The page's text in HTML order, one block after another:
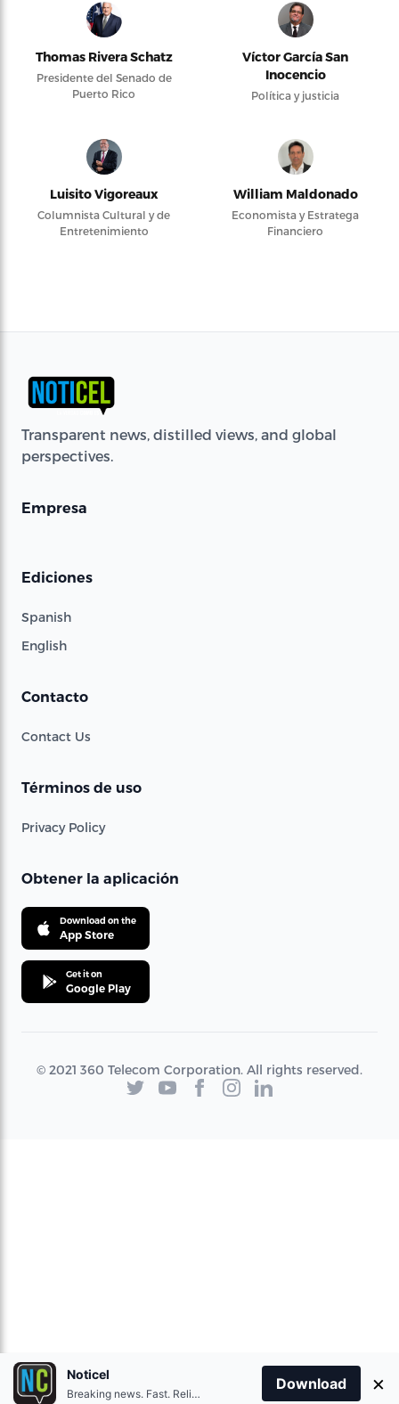
Thomas Rivera Schatz
Presidente del Senado de
Puerto Rico
Víctor García San
Inocencio
Política y justicia
Luisito Vigoreaux
Columnista Cultural y de
Entretenimiento
William Maldonado
Economista y Estratega
Financiero
Transparent news, distilled views, and global
perspectives.
Empresa
Ediciones
Spanish
English
Contacto
Contact Us
Términos de uso
Privacy Policy
Obtener la aplicación
Download on the
App Store
Get it on
Google Play
© 2021 360 Telecom Corporation. All rights reserved.
Noticel
Breaking news. Fast. Reliable.
Download ×